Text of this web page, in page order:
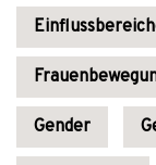
Gender